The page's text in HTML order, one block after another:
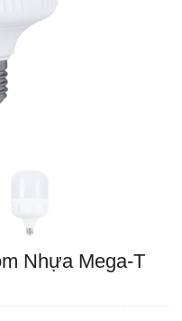
Nhựa Mega-T